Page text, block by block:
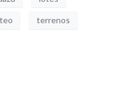
terrenos